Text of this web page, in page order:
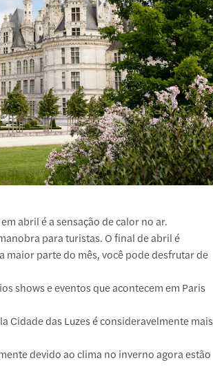
abril é a sensação de calor no ar.
para turistas. O final de abril é
maior parte do mês, você pode desfrutar de
shows e eventos que acontecem em Paris
Cidade das Luzes é consideravelmente mais
devido ao clima no inverno agora estão